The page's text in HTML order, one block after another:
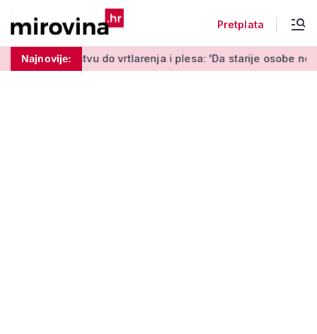
Pretplata
Najnovije:
vrtlarenja i plesa: 'Da starije osobe ne ostavimo same'